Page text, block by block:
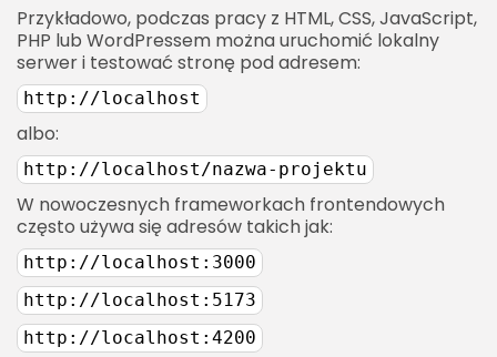
Przykładowo, podczas pracy z HTML, CSS, JavaScript,
PHP lub WordPressem można uruchomić lokalny
serwer i testować stronę pod adresem:
http://localhost
albo:
http://localhost/nazwa-projektu
W nowoczesnych frameworkach frontendowych
często używa się adresów takich jak:
http://localhost:3000
http://localhost:5173
http://localhost:4200
Localhost a WebSocket
Problemy WebSocket na localhost
Localhost a GraphQL
Localhost a REST API
Dlaczego lokalne API jest wygodne?
Localhost a statusy HTTP
Localhost a praca zespołowa
Localhost a onboarding programisty
Localhost a dobre praktyki